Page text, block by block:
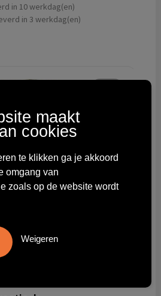
in 10 werkdag(en)
in 3 werkdag(en)
maakt
cookies
te klikken ga je akkoord
omgang van
zoals op de website wordt
Weigeren